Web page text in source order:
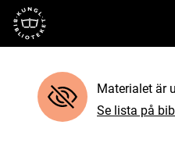
Till startsidan
Materialet är
Se lista på